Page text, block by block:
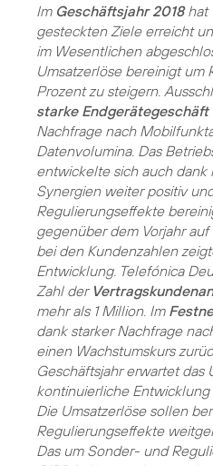
ImGeschäftsjahr 2018hat
gesteckten Ziele erreicht
im Wesentlichen
Umsatzerlöse bereinigt um
Prozent zu steigern.
starke Endgerätegeschäft
Nachfrage nach
Datenvolumina. Das
entwickelte sich auch
Synergien weiter positiv
Regulierungseffekte
gegenüber dem Vorjahr auf
bei den Kundenzahlen
Entwicklung. Telefónica
Zahl der
mehr als 1 Million. Im
dank starker Nachfrage
einen Wachstumskurs
Geschäftsjahr erwartet das
kontinuierliche
Die Umsatzerlöse sollen
Regulierungseffekte
Das um Sonder- und